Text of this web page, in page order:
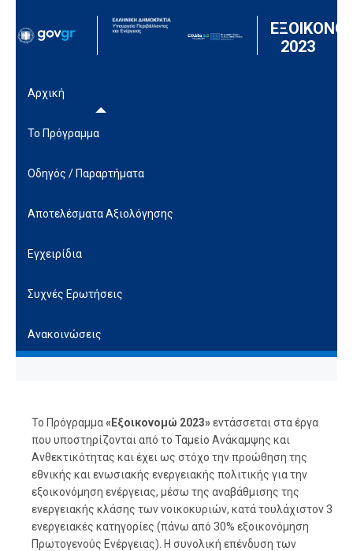
2023
Αρχική
Το Πρόγραμμα
Οδηγός / Παραρτήματα
Αποτελέσματα Αξιολόγησης
Εγχειρίδια
Συχνές Ερωτήσεις
Ανακοινώσεις
Το Πρόγραμμα«Εξοικονομώ 2023»εντάσσεται στα έργα
που υποστηρίζονται από το Ταμείο Ανάκαμψης και
Ανθεκτικότητας και έχει ως στόχο την προώθηση της
εθνικής και ενωσιακής ενεργειακής πολιτικής για την
εξοικονόμηση ενέργειας, μέσω της αναβάθμισης της
ενεργειακής κλάσης των νοικοκυριών, κατά τουλάχιστον 3
ενεργειακές κατηγορίες (πάνω από 30% εξοικονόμηση
Πρωτογενούς Ενέργειας). Η συνολική επένδυση των